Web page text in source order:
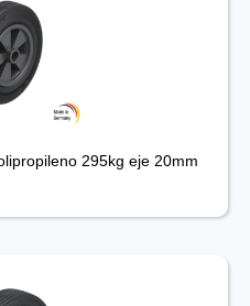
295kg eje 20mm